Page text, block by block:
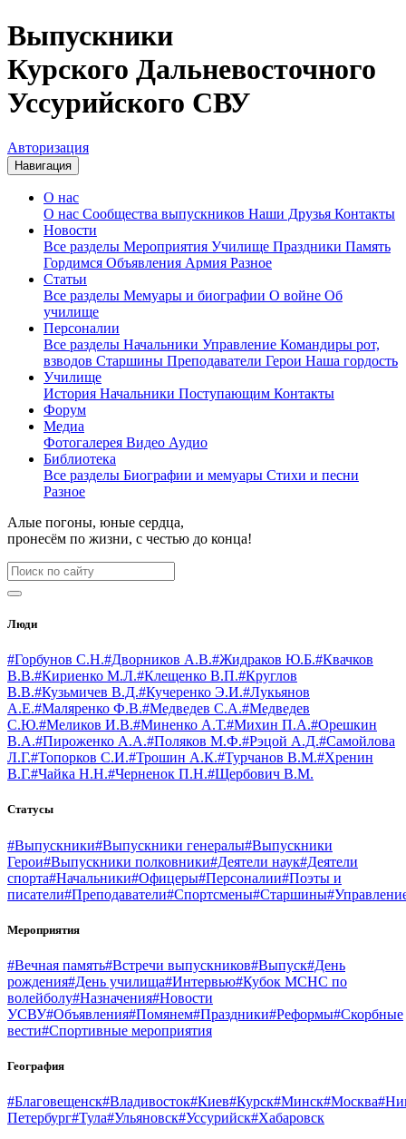
Выпускники
Курского Дальневосточного
Уссурийского СВУ
Авторизация
Навигация
О нас
О нас Сообщества выпускников Наши Друзья Контакты
Новости
Все разделы Мероприятия Училище Праздники Память
Гордимся Объявления Армия Разное
Статьи
Все разделы Мемуары и биографии О войне Об
училище
Персоналии
Все разделы Начальники Управление Командиры рот,
взводов Старшины Преподаватели Герои Наша гордость
Училище
История Начальники Поступающим Контакты
Форум
Медиа
Фотогалерея Видео Аудио
Библиотека
Все разделы Биографии и мемуары Стихи и песни
Разное
Алые погоны, юные сердца,
пронесём по жизни, с честью до конца!
Люди
#Горбунов С.Н.#Дворников А.В.#Жидраков Ю.Б.#Квачков
В.В.#Кириенко М.Л.#Клещенко В.П.#Круглов
В.В.#Кузьмичев В.Д.#Кучеренко Э.И.#Лукьянов
А.Е.#Маляренко Ф.В.#Медведев С.А.#Медведев
С.Ю.#Меликов И.В.#Миненко А.Т.#Михин П.А.#Орешкин
В.А.#Пироженко А.А.#Поляков М.Ф.#Рэцой А.Д.#Самойлова
Л.Г.#Топорков С.И.#Трошин А.К.#Турчанов В.М.#Хренин
В.Г.#Чайка Н.Н.#Черненок П.Н.#Щербович В.М.
Статусы
#Выпускники#Выпускники генералы#Выпускники
Герои#Выпускники полковники#Деятели наук#Деятели
спорта#Начальники#Офицеры#Персоналии#Поэты и
писатели#Преподаватели#Спортсмены#Старшины
Мероприятия
#Вечная память#Встречи выпускников#Выпуск#День
рождения#День училища#Интервью#Кубок МСНС по
волейболу#Назначения#Новости
УСВУ#Объявления#Помянем#Праздники#Реформы#Скорбные
вести#Спортивные мероприятия
География
#Благовещенск#Владивосток#Киев#Курск#Минск#Москва
Петербург#Тула#Ульяновск#Уссурийск#Хабаровск